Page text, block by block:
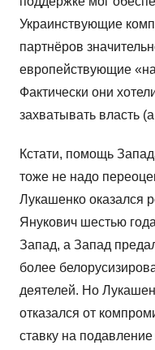
Украинствующие
партнёров
европействующие
Фактически они
захватывать власть
Кстати, помощь
тоже не надо
Лукашенко оказался
Янукович шестью
Запад, а Запад
более
деятелей. Но
отказался от
ставку на